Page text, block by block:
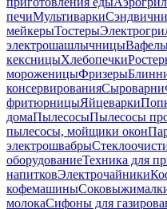
печиМультиварки
мейкерыТостеры
электрошашлычницы
кексницыХлебопечки
мороженицыФризеры
консервированияСыроварни
фритюрницыЯйцеварки
домаПылесосыПылесосы
пылесосы, мойщики окон
электрошвабры
оборудованиеТехника для
напитковЭлектрочайники
кофемашины
молокаСифоны для